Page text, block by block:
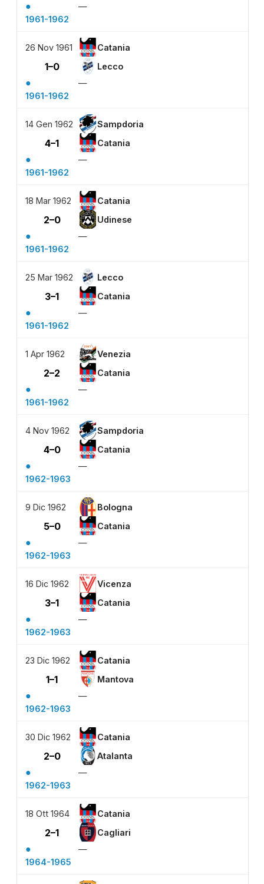
●
—
1961-1962
26 Nov 1961 Catania
1–0 Lecco
●
—
1961-1962
14 Gen 1962 Sampdoria
4–1 Catania
●
—
1961-1962
18 Mar 1962 Catania
2–0 Udinese
●
—
1961-1962
25 Mar 1962 Lecco
3–1 Catania
●
—
1961-1962
1 Apr 1962 Venezia
2–2 Catania
●
—
1961-1962
4 Nov 1962 Sampdoria
4–0 Catania
●
—
1962-1963
9 Dic 1962 Bologna
5–0 Catania
●
—
1962-1963
16 Dic 1962 Vicenza
3–1 Catania
●
—
1962-1963
23 Dic 1962 Catania
1–1 Mantova
●
—
1962-1963
30 Dic 1962 Catania
2–0 Atalanta
●
—
1962-1963
18 Ott 1964 Catania
2–1 Cagliari
●
—
1964-1965